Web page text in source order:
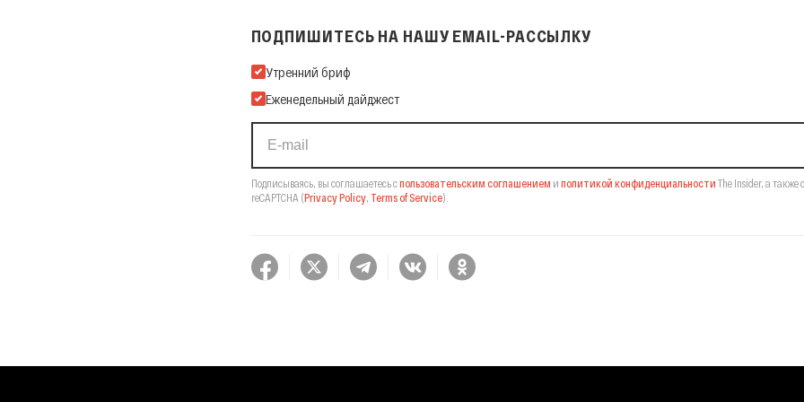
ПОДПИШИТЕСЬ НА НАШУ EMAIL-РАССЫЛКУ
Подпишитесь на нашу Email-рассылку
Утренний бриф
Еженедельный дайджест
Подписываясь, вы соглашаетесь спользовательским соглашением и политикой конфиденциальности The Insider, а также
reCAPTCHA (Privacy Policy, Terms of Service).